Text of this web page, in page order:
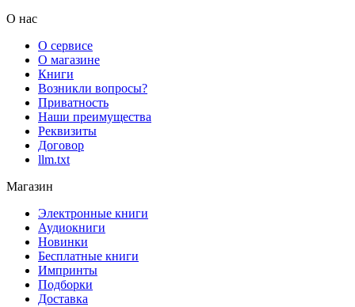
О нас
О сервисе
О магазине
Книги
Возникли вопросы?
Приватность
Наши преимущества
Реквизиты
Договор
llm.txt
Магазин
Электронные книги
Аудиокниги
Новинки
Бесплатные книги
Импринты
Подборки
Доставка